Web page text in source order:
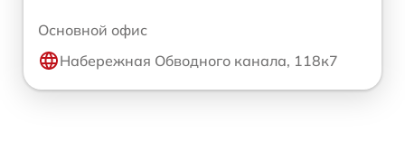
Основной офис
Набережная Обводного канала, 118к7